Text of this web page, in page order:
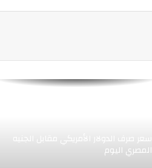
أسعار العملات العربيه أمام الجنيه المصري
سعر صرف الدولار الأمريكي مقابل الجنيه
المصري اليوم